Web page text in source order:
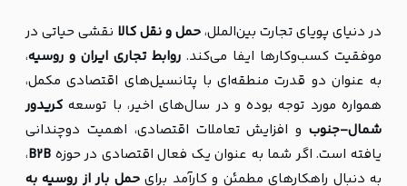
در دنیای پویای تجارت بین‌الملل،حمل و نقل کالا نقشی حیاتی در
موفقیت کسب‌وکارها ایفا می‌کند. روابط تجاری ایران و روسیه،
به عنوان دو قدرت منطقه‌ای با پتانسیل‌های اقتصادی مکمل،
همواره مورد توجه بوده و در سال‌های اخیر، با توسعه کریدور
شمال-جنوب و افزایش تعاملات اقتصادی، اهمیت دوچندانی
یافته است. اگر شما به عنوان یک فعال اقتصادی در حوزه B2B،
به دنبال راهکارهای مطمئن و کارآمد برایحمل بار از روسیه به